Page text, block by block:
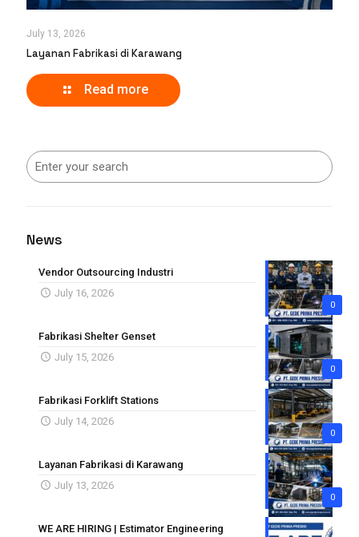
July 13, 2026
Layanan Fabrikasi di Karawang
Read more
News
0
Vendor Outsourcing Industri
July 16, 2026
0
Fabrikasi Shelter Genset
July 15, 2026
0
Fabrikasi Forklift Stations
July 14, 2026
0
Layanan Fabrikasi di Karawang
July 13, 2026
WE ARE HIRING | Estimator Engineering